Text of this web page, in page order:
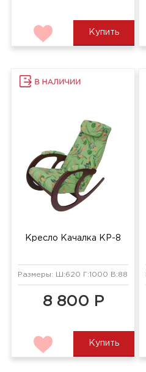
Купить
Кресло Качалка КР-8
Размеры: Ш:620 Г:1000 В:880 мм
8 800 Р
Купить